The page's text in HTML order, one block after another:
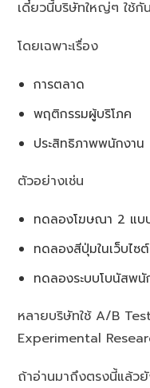
เดี๋ยวนี้บริษัทใหญ่ๆ ใช้กั
โดยเฉพาะเรื่อง
การตลาด
พฤติกรรมผู้บริโภค
ประสิทธิภาพพนักงาน
ตัวอย่างเช่น
ทดลองโฆษณา 2 แบ
ทดลองสีปุ่มในเว็บไซต์
ทดลองระบบโบนัสพนั
หลายบริษัทใช้ A/B
Experimental
ถ้าอ่านมาถึงตรงนี้แล้ว